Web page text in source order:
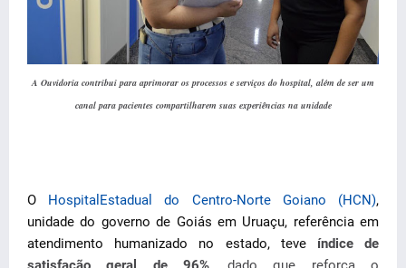
A Ouvidoria contribui para aprimorar os processos e serviços do hospital, além de ser um
canal para pacientes compartilharem suas experiências na unidade
O HospitalEstadual do Centro-Norte Goiano (HCN),
unidade do governo de Goiás em Uruaçu, referência em
atendimento humanizado no estado, teve índice de